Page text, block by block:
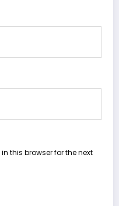
this browser for the next